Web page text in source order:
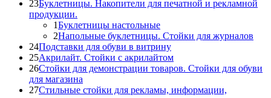
23Буклетницы. Накопители для печатной и рекламной
продукции.
1Буклетницы настольные
2Напольные буклетницы. Стойки для журналов
24Подставки для обуви в витрину
25Акрилайт. Стойки с акрилайтом
26Стойки для демонстрации товаров. Стойки для обуви
для магазина
27Стильные стойки для рекламы, информации,